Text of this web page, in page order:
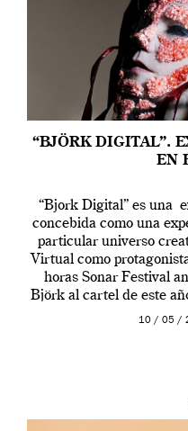
“BJÖRK DIGITAL”.
EN
“Bjork Digital” es una
concebida como una
particular universo
Virtual como
horas Sonar Festival
Björk al cartel de este
en una de las10 / 05 /